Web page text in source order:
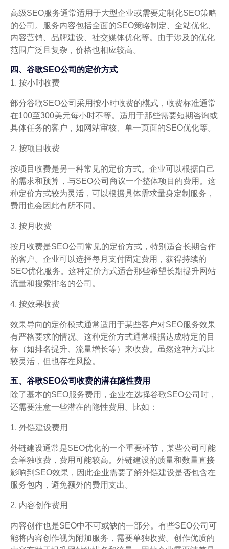
高级SEO服务通常适用于大型企业或需要定制化SEO策略
的公司。服务内容包括全面的SEO策略制定、全站优化、
内容营销、品牌建设、社交媒体优化等。由于涉及的优化
范围广泛且复杂，价格也相应较高。
四、谷歌SEO公司的定价方式
1. 按小时收费
部分谷歌SEO公司采用按小时收费的模式，收费标准通常
在100至300美元每小时不等。适用于那些需要短期咨询或
具体任务的客户，如网站审核、单一页面的SEO优化等。
2. 按项目收费
按项目收费是另一种常见的定价方式。企业可以根据自己
的需求和预算，与SEO公司商议一个整体项目的费用。这
种定价方式较为灵活，可以根据具体需求量身定制服务，
费用也会因此有所不同。
3. 按月收费
按月收费是SEO公司常见的定价方式，特别适合长期合作
的客户。企业可以选择每月支付固定费用，获得持续的
SEO优化服务。这种定价方式适合那些希望长期提升网站
流量和搜索排名的公司。
4. 按效果收费
效果导向的定价模式通常适用于某些客户对SEO服务效果
有严格要求的情况。这种定价方式通常根据达成特定的目
标（如排名提升、流量增长等）来收费。虽然这种方式比
较灵活，但也存在风险。
五、谷歌SEO公司收费的潜在隐性费用
除了基本的SEO服务费用，企业在选择谷歌SEO公司时，
还需要注意一些潜在的隐性费用。比如：
1. 外链建设费用
外链建设通常是SEO优化的一个重要环节，某些公司可能
会单独收费，费用可能较高。外链建设的质量和数量直接
影响到SEO效果，因此企业需要了解外链建设是否包含在
服务包内，避免额外的费用支出。
2. 内容创作费用
内容创作也是SEO中不可或缺的一部分。有些SEO公司可
能将内容创作视为附加服务，需要单独收费。创作优质的